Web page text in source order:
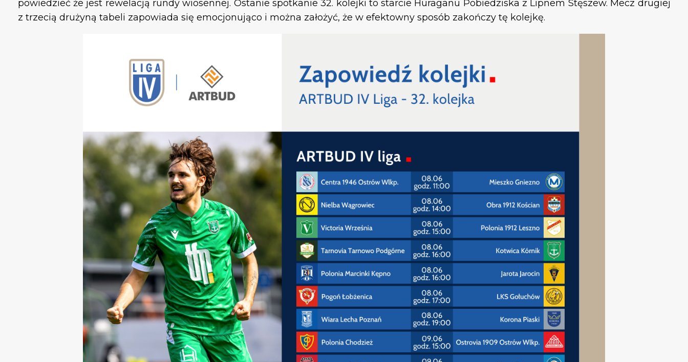
powiedzieć że jest rewelacją rundy wiosennej. Ostanie spotkanie 32. kolejki to starcie Huraganu Pobiedziska z Lipnem Stęszew. Mecz drugiej
z trzecią drużyną tabeli zapowiada się emocjonująco i można założyć, że w efektowny sposób zakończy tę kolejkę.